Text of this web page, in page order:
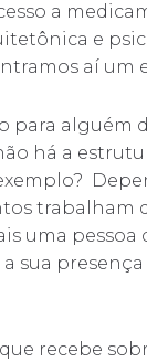
a
e
aí um
para alguém
há a
trabalham
uma pessoa
sua presença
recebe